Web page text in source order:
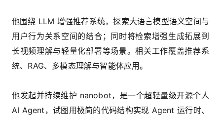
他围绕 LLM 增强推荐系统，探索大语言模型语义空间与
用户行为关系空间的结合；同时将检索增强生成拓展到
长视频理解与轻量化部署等场景。相关工作覆盖推荐系
统、RAG、多模态理解与智能体应用。
他发起并持续维护 nanobot，是一个超轻量级开源个人
AI Agent，试图用极简的代码结构实现 Agent 运行时、